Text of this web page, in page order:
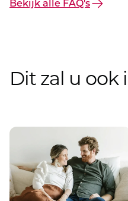
Bekijk alle FAQ's
Dit zal u ook